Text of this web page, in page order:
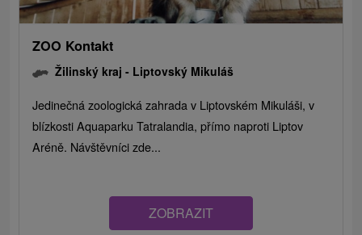
ZOO Kontakt
Žilinský kraj - Liptovský Mikuláš
Jedinečná zoologická zahrada v Liptovském Mikuláši, v
blízkosti Aquaparku Tatralandia, přímo naproti Liptov
Aréně. Návštěvníci zde...
ZOBRAZIT